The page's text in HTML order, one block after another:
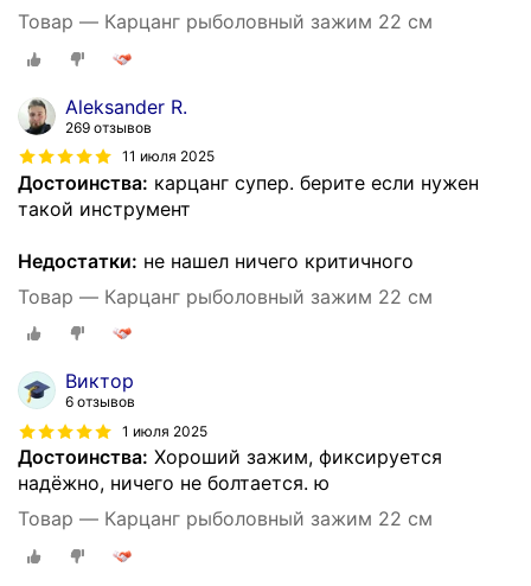
Товар — Карцанг рыболовный зажим 22 см
Aleksander R.
269 отзывов
11 июля 2025
Достоинства: карцанг супер. берите если нужен
такой инструмент
Недостатки: не нашел ничего критичного
Товар — Карцанг рыболовный зажим 22 см
Виктор
6 отзывов
1 июля 2025
Достоинства: Хороший зажим, фиксируется
надёжно, ничего не болтается. ю
Товар — Карцанг рыболовный зажим 22 см